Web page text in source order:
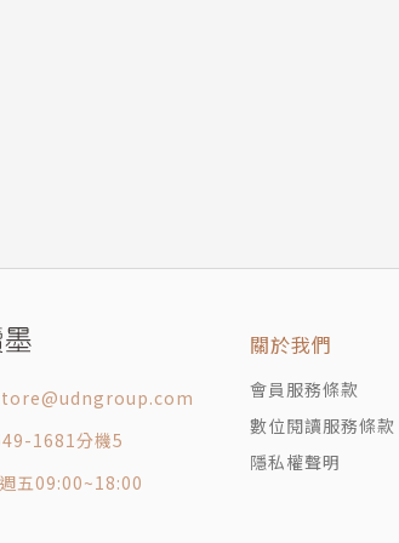
非寫不可的理由（初版《烏暗暝》序）
烏暗暝評介
再見普羅米修斯——評黃錦樹《烏暗暝》
1681分機5
五09:00~18:00
關於我們
會員服務條款
數位閱讀服務條款
隱私權聲明